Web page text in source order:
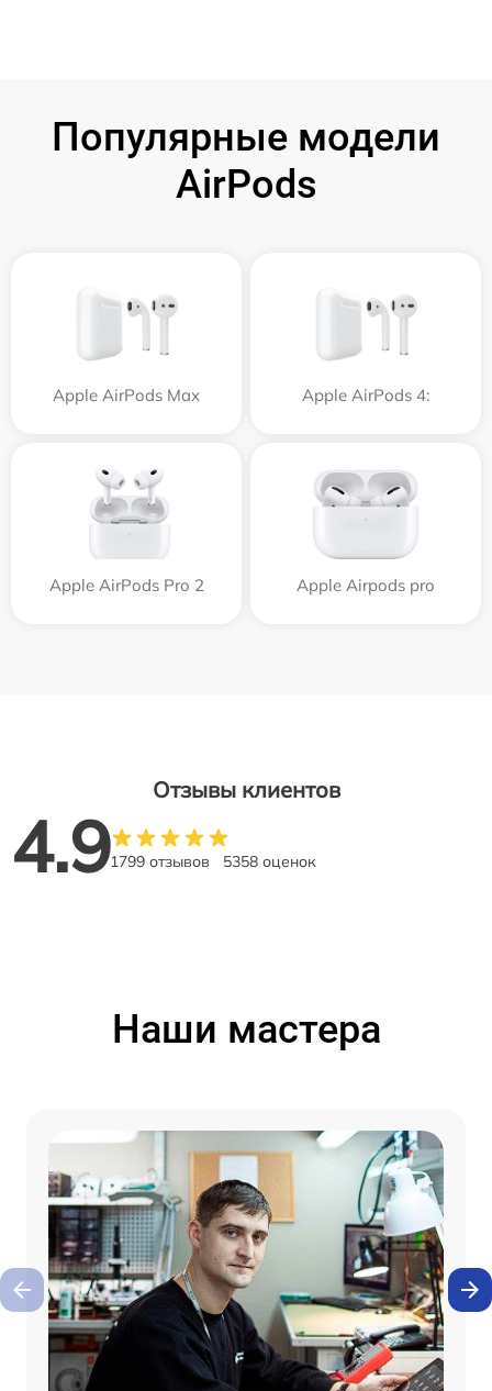
Популярные модели
AirPods
Apple AirPods Max Apple AirPods 4:
Apple AirPods Pro 2 Apple Airpods pro
Отзывы клиентов
4.91799 отзывов 5358 оценок
Наши мастера